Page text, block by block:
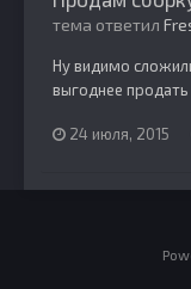
тема ответил
Ну видимо
выгоднее продать
24 июля, 2015